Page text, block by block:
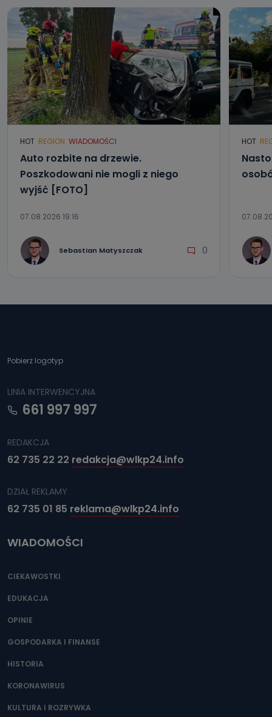
HOT REGION WIADOMOŚCI
Auto rozbite na drzewie.
Poszkodowani nie mogli z niego
wyjść [FOTO]
07.08.2026 19:16
Sebastian Matyszczak 0
HOT
Pobierz logotyp
LINIA INTERWENCYJNA
661 997 997
REDAKCJA
62 735 22 22 redakcja@wlkp24.info
DZIAŁ REKLAMY
62 735 01 85 reklama@wlkp24.info
WIADOMOŚCI
CIEKAWOSTKI
EDUKACJA
OPINIE
GOSPODARKA I FINANSE
HISTORIA
KORONAWIRUS
KULTURA I ROZRYWKA